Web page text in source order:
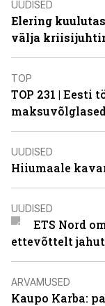
UUDISED
Elering kuulutas
välja
TOP
TOP 231 | Eesti
UUDISED
Hiiumaale
UUDISED
ETS Nord
ettevõttelt
ARVAMUSED
Kaupo Karba: